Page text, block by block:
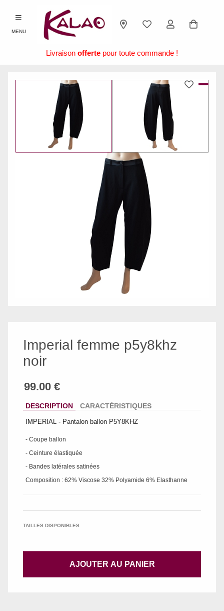
MENU
Livraison offerte pour toute commande !
Imperial femme p5y8khz
noir
DESCRIPTION CARACTÉRISTIQUES
IMPERIAL - Pantalon ballon P5Y8KHZ
- Coupe ballon
- Ceinture élastiquée
- Bandes latérales satinées
Composition : 62% Viscose 32% Polyamide 6% Elasthanne
TAILLES DISPONIBLES
AJOUTER AU PANIER